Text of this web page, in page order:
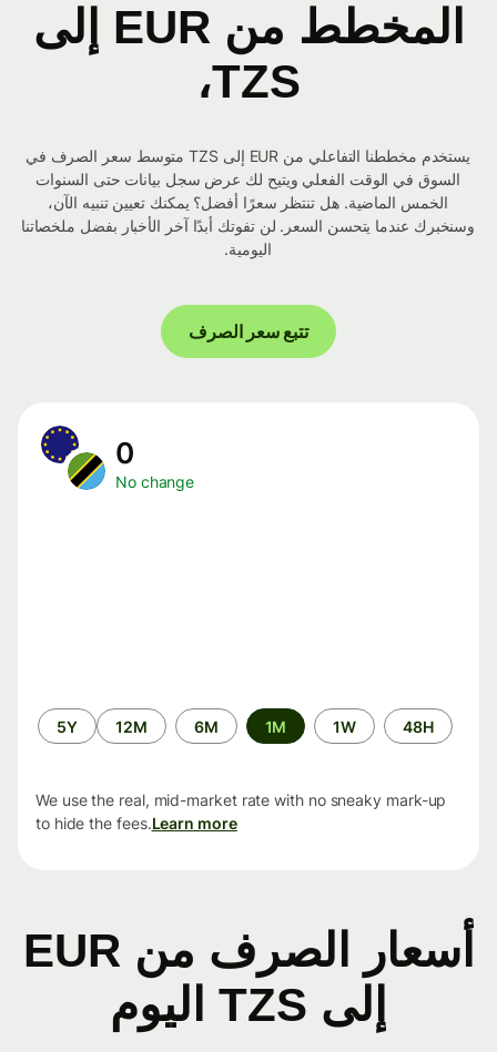
المخطط من EUR إلى
TZS،
يستخدم مخططنا التفاعلي من EUR إلى TZS متوسط ​​سعر الصرف في
السوق في الوقت الفعلي ويتيح لك عرض سجل بيانات حتى السنوات
الخمس الماضية. هل تنتظر سعرًا أفضل؟ يمكنك تعيين تنبيه الآن،
وسنخبرك عندما يتحسن السعر. لن تفوتك أبدًا آخر الأخبار بفضل ملخصاتنا
اليومية.
تتبع سعر الصرف
No change
الفترة
الزمنية
48H
1W
1M
6M
12M
5Y
We use the real, mid-market rate with no sneaky mark-up
to hide the fees.Learn more
أسعار الصرف من EUR
إلى TZS اليوم